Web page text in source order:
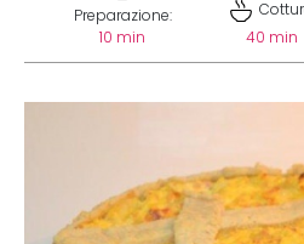
Preparazione:
10 min
40 min